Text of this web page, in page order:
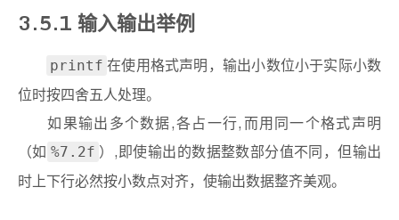
3.5.1 输入输出举例
printf 在使用格式声明，输出小数位小于实际小数
位时按四舍五人处理。
如果输出多个数据,各占一行,而用同一个格式声明
（如 %7.2f ）,即使输出的数据整数部分值不同，但输出
时上下行必然按小数点对齐，使输出数据整齐美观。